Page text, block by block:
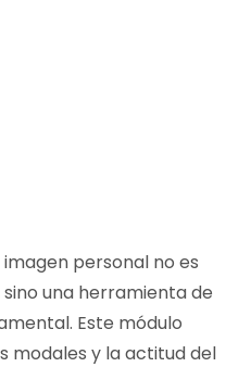
personal no es
una herramienta de
Este módulo
modales y la actitud del